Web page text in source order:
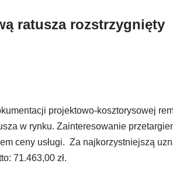
ratusza rozstrzygnięty
projektowo-kosztorysowej
w rynku. Zainteresowanie
ceny usługi. Za najkorzystniejszą
71.463,00 zł.